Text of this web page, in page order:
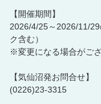
【開催期間】
2026/4/25～2026/11/
ク含む）
※変更になる場合がござ
【気仙沼発お問合せ】
(0226)23-3315